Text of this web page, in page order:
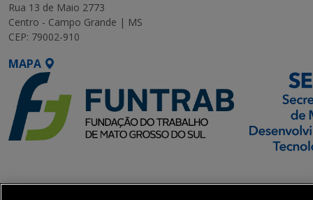
Rua 13 de Maio 2773
Centro - Campo Grande | MS
CEP: 79002-910
MAPA
Executiva de